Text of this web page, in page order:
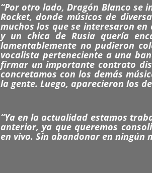
“Por otro lado, Dragón Blanco se
Rocket, donde músicos de
muchos los que se interesaron
y un chica de Rusia quería
lamentablemente no pudieron
vocalista perteneciente a una
firmar un importante contrato
concretamos con los demás
la gente. Luego, aparecieron los
“Ya en la actualidad estamos
anterior, ya que queremos
en vivo. Sin abandonar en ningún